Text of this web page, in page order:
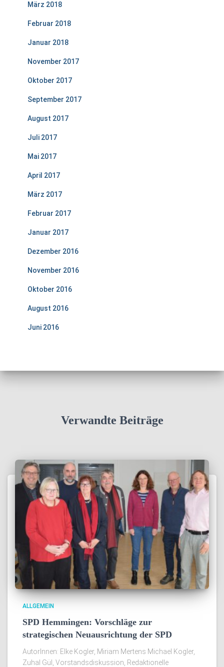
März 2018
Februar 2018
Januar 2018
November 2017
Oktober 2017
September 2017
August 2017
Juli 2017
Mai 2017
April 2017
März 2017
Februar 2017
Januar 2017
Dezember 2016
November 2016
Oktober 2016
August 2016
Juni 2016
Verwandte Beiträge
ALLGEMEIN
SPD Hemmingen: Vorschläge zur
strategischen Neuausrichtung der SPD
AutorInnen: Elke Kogler, Miriam Mertens Michael Kogler,
Zuhal Gül, Vorstandsdiskussion, Redaktionelle